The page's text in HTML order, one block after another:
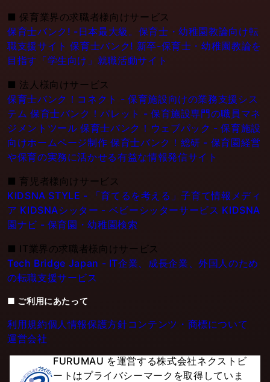
■ 保育業界の求職者様向けサービス
保育士バンク! -日本最大級。保育士・幼稚園教論向け転
職支援サイト 保育士バンク! 新卒-保育士・幼稚園教論を
目指す「学生向け」就職活動サイト
■ 法人様向けサービス
保育士バンク！コネクト - 保育施設向けの業務支援シス
テム 保育士バンク！パレット - 保育施設専門の職員マネ
ジメントツール 保育士バンク！ウェブパック - 保育施設
向けホームページ制作 保育士バンク！総研 - 保育園経営
や保育の実務に活かせる有益な情報発信サイト
■ 育児者様向けサービス
KIDSNA STYLE - 「育てるを考える」子育て情報メディ
ア KIDSNAシッター - ベビーシッターサービス KIDSNA
園ナビ - 保育園・幼稚園検索
■ IT業界の求職者様向けサービス
Tech Bridge Japan - IT企業、成長企業、外国人のため
の転職支援サービス
■ ご利用にあたって
利用規約個人情報保護方針コンテンツ・商標について
運営会社
FURUMAU を運営する株式会社ネクストビ
ートはプライバシーマークを取得していま